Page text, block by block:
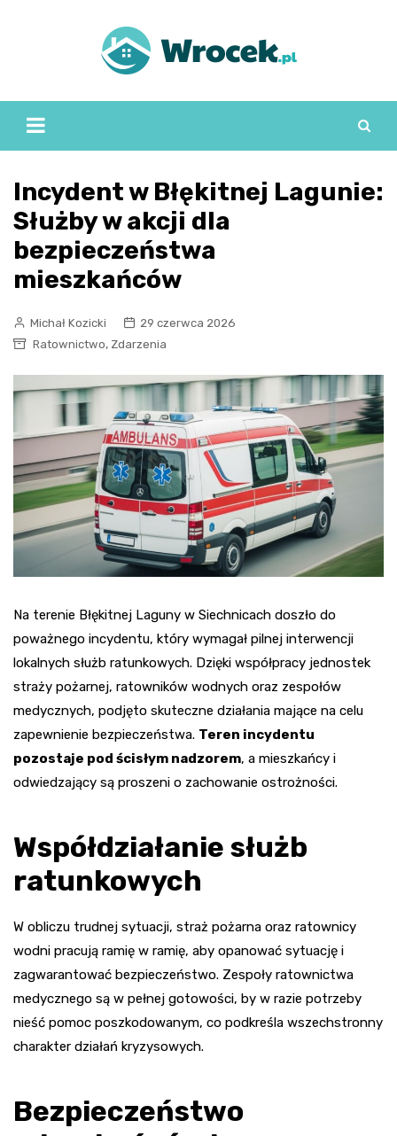
Incydent w Błękitnej Lagunie:
Służby w akcji dla
bezpieczeństwa
mieszkańców
Michał Kozicki
29 czerwca 2026
Ratownictwo, Zdarzenia
Na terenie Błękitnej Laguny w Siechnicach doszło do
poważnego incydentu, który wymagał pilnej interwencji
lokalnych służb ratunkowych. Dzięki współpracy jednostek
straży pożarnej, ratowników wodnych oraz zespołów
medycznych, podjęto skuteczne działania mające na celu
zapewnienie bezpieczeństwa. Teren incydentu
pozostaje pod ścisłym nadzorem, a mieszkańcy i
odwiedzający są proszeni o zachowanie ostrożności.
Współdziałanie służb
ratunkowych
W obliczu trudnej sytuacji, straż pożarna oraz ratownicy
wodni pracują ramię w ramię, aby opanować sytuację i
zagwarantować bezpieczeństwo. Zespoły ratownictwa
medycznego są w pełnej gotowości, by w razie potrzeby
nieść pomoc poszkodowanym, co podkreśla wszechstronny
charakter działań kryzysowych.
Bezpieczeństwo